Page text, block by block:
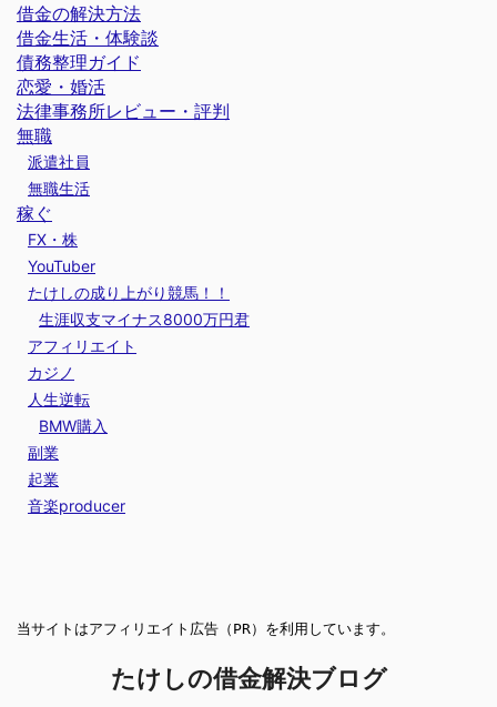
借金の解決方法
借金生活・体験談
債務整理ガイド
恋愛・婚活
法律事務所レビュー・評判
無職
派遣社員
無職生活
稼ぐ
FX・株
YouTuber
たけしの成り上がり競馬！！
生涯収支マイナス8000万円君
アフィリエイト
カジノ
人生逆転
BMW購入
副業
起業
音楽producer
当サイトはアフィリエイト広告（PR）を利用しています。
たけしの借金解決ブログ